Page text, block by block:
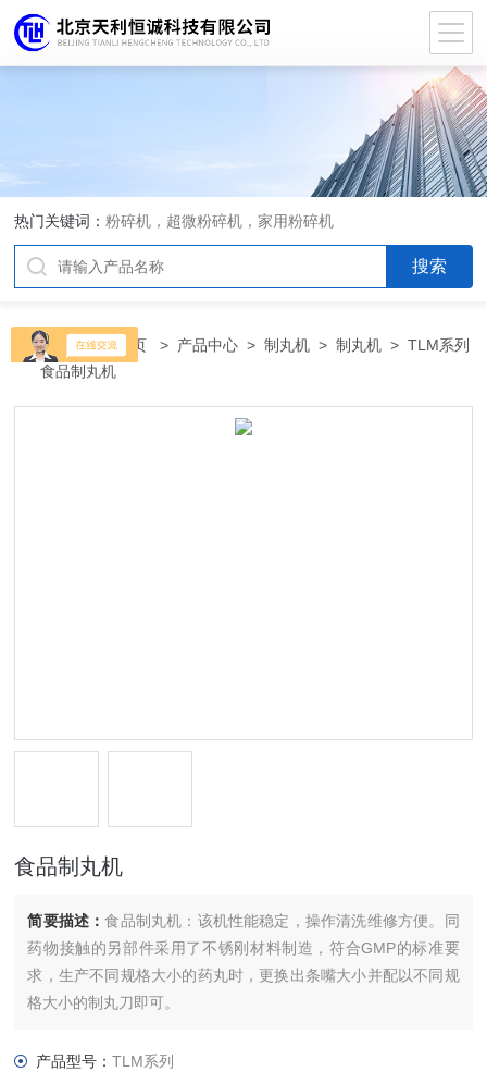
热门关键词：粉碎机，超微粉碎机，家用粉碎机
当前位置：首页 > 产品中心 >制丸机 >制丸机 > TLM系列
食品制丸机
食品制丸机
简要描述：食品制丸机：该机性能稳定，操作清洗维修方便。同
药物接触的另部件采用了不锈刚材料制造，符合GMP的标准要
求，生产不同规格大小的药丸时，更换出条嘴大小并配以不同规
格大小的制丸刀即可。
产品型号：TLM系列